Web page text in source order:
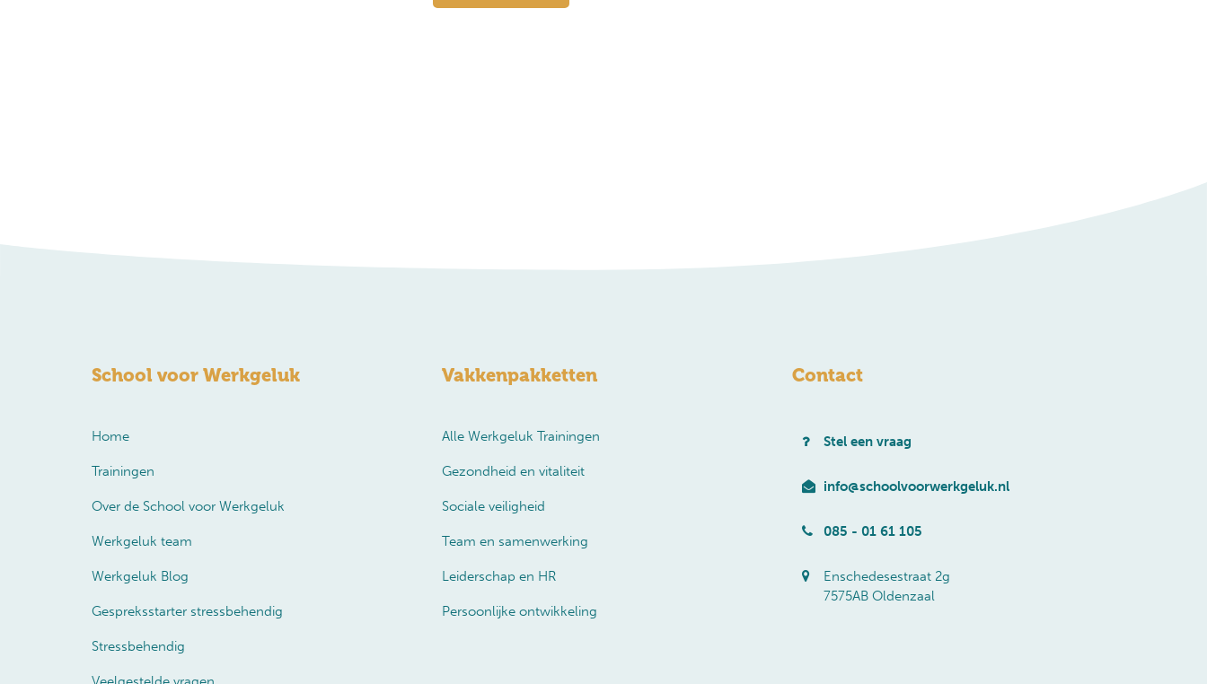
School voor Werkgeluk
Home
Trainingen
Over de School voor Werkgeluk
Werkgeluk team
Werkgeluk Blog
Gespreksstarter stressbehendig
Stressbehendig
Vakkenpakketten
Alle Werkgeluk Trainingen
Gezondheid en vitaliteit
Sociale veiligheid
Team en samenwerking
Leiderschap en HR
Persoonlijke ontwikkeling
Contact
Stel een vraag
info@schoolvoorwerkgeluk.nl
085 - 01 61 105
Enschedesestraat 2g
7575AB Oldenzaal